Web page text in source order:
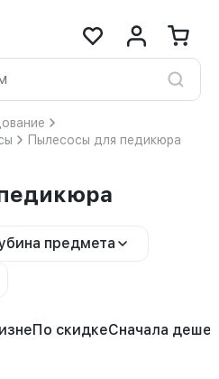
Пылесосы для педикюра
предмета
По скидкеСначала